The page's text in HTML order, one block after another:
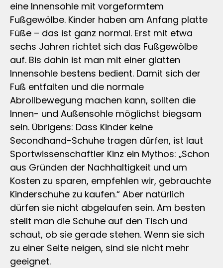
eine Innensohle mit vorgeformtem
Fußgewölbe. Kinder haben am Anfang platte
Füße – das ist ganz normal. Erst mit etwa
sechs Jahren richtet sich das Fußgewölbe
auf. Bis dahin ist man mit einer glatten
Innensohle bestens bedient. Damit sich der
Fuß entfalten und die normale
Abrollbewegung machen kann, sollten die
Innen- und Außensohle möglichst biegsam
sein. Übrigens: Dass Kinder keine
Secondhand-Schuhe tragen dürfen, ist laut
Sportwissenschaftler Kinz ein Mythos: „Schon
aus Gründen der Nachhaltigkeit und um
Kosten zu sparen, empfehlen wir, gebrauchte
Kinderschuhe zu kaufen.“ Aber natürlich
dürfen sie nicht abgelaufen sein. Am besten
stellt man die Schuhe auf den Tisch und
schaut, ob sie gerade stehen. Wenn sie sich
zu einer Seite neigen, sind sie nicht mehr
geeignet.